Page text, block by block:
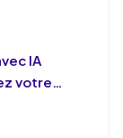
IA
votre